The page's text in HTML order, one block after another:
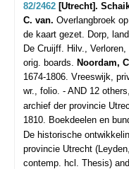
82/2462 [Utrecht].
C. van. Overlangbroek op
de kaart gezet. Dorp,
De Cruijff. Hilv.,
orig. boards. Noordam,
1674-1806. Vreeswijk,
wr., folio. - AND 12
archief der provincie
1810. Boekdeelen en
De historische
provincie Utrecht
contemp. hcl. Thesis) and